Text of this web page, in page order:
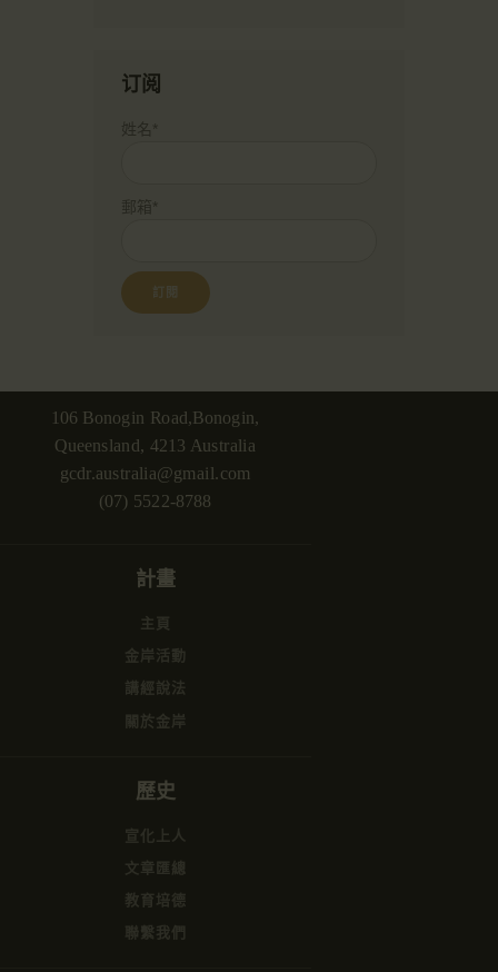
订阅
姓名*
郵箱*
106 Bonogin Road,Bonogin,
Queensland, 4213 Australia
gcdr.australia@gmail.com
(07) 5522-8788
計畫
主頁
金岸活動
講經說法
關於金岸
歷史
宣化上人
文章匯總
教育培德
聯繫我們